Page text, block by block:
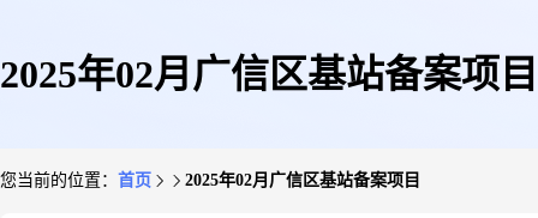
2025年02月广信区基站备案项目
您当前的位置： 首页 2025年02月广信区基站备案项目